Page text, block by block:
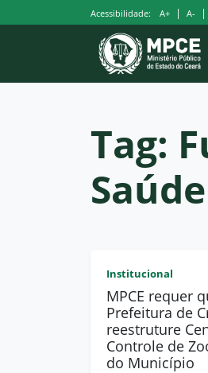
para
Acessibilidade: A+ | A- |
Tag:
Saúde
Institucional
MPCE requer
Prefeitura de
reestruture
Controle de
do Município